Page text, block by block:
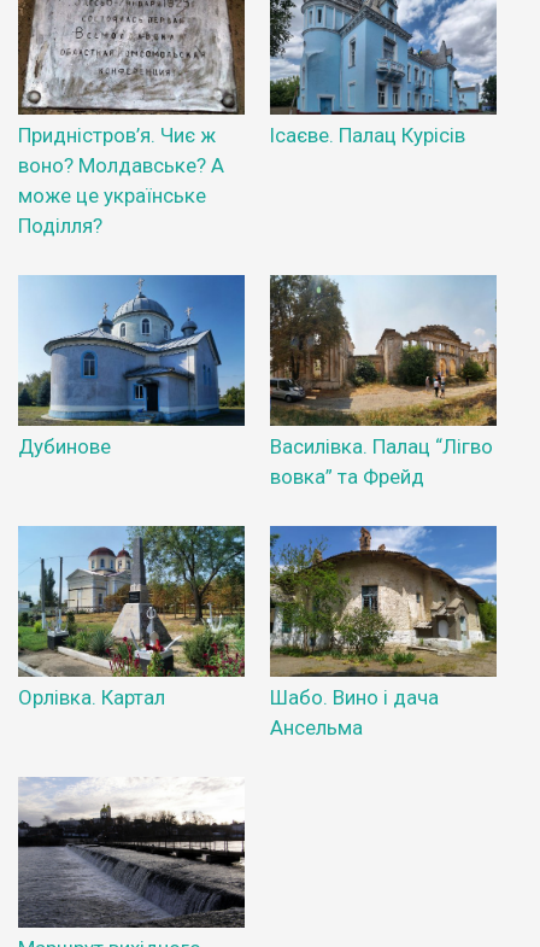
Придністров’я. Чиє ж
воно? Молдавське? А
може це українське
Поділля?
Ісаєве. Палац Курісів
Дубинове
Василівка. Палац “Лігво
вовка” та Фрейд
Орлівка. Картал
Шабо. Вино і дача
Ансельма